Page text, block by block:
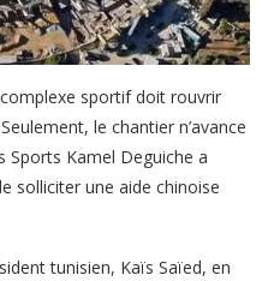
sportif doit rouvrir
le chantier n’avance
Sports Kamel Deguiche a
solliciter une aide chinoise
tunisien, Kaïs Saïed, en